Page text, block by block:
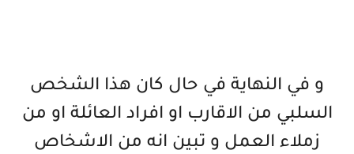
و في النهاية في حال كان هذا الشخص
السلبي من الاقارب او افراد العائلة او من
زملاء العمل و تبين انه من الاشخاص